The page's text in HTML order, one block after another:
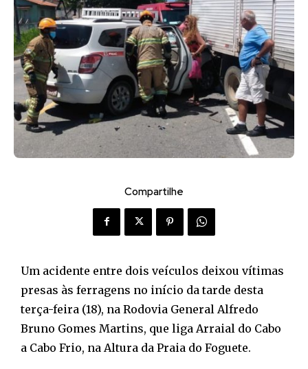
Compartilhe
Um acidente entre dois veículos deixou vítimas
presas às ferragens no início da tarde desta
terça-feira (18), na Rodovia General Alfredo
Bruno Gomes Martins, que liga Arraial do Cabo
a Cabo Frio, na Altura da Praia do Foguete.